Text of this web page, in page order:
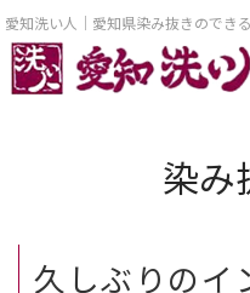
愛知洗い人｜愛知県染み抜きのでき
染み
久しぶりのイ